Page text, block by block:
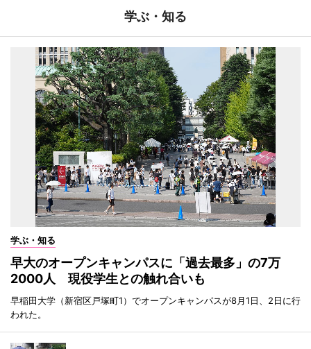
学ぶ・知る
学ぶ・知る
早大のオープンキャンパスに「過去最多」の7万
2000人 現役学生との触れ合いも
早稲田大学（新宿区戸塚町1）でオープンキャンパスが8月1日、2日に行
われた。